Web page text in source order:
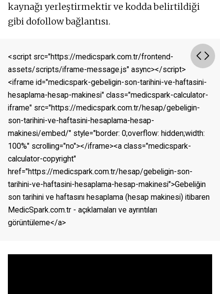
kaynağı yerleştirmektir ve kodda belirtildiği
gibi dofollow bağlantısı.
<script src="https://medicspark.com.tr/frontend-
assets/scripts/iframe-message.js" async></script>
<iframe id="medicspark-gebeligin-son-tarihini-ve-haftasini-
hesaplama-hesap-makinesi" class="medicspark-calculator-
iframe" src="https://medicspark.com.tr/hesap/gebeligin-
son-tarihini-ve-haftasini-hesaplama-hesap-
makinesi/embed/" style="border: 0;overflow: hidden;width:
100%" scrolling="no"></iframe><a class="medicspark-
calculator-copyright"
href="https://medicspark.com.tr/hesap/gebeligin-son-
tarihini-ve-haftasini-hesaplama-hesap-makinesi">Gebeliğin
son tarihini ve haftasını hesaplama (hesap makinesi) itibaren
MedicSpark.com.tr - açıklamaları ve ayrıntıları
görüntüleme</a>